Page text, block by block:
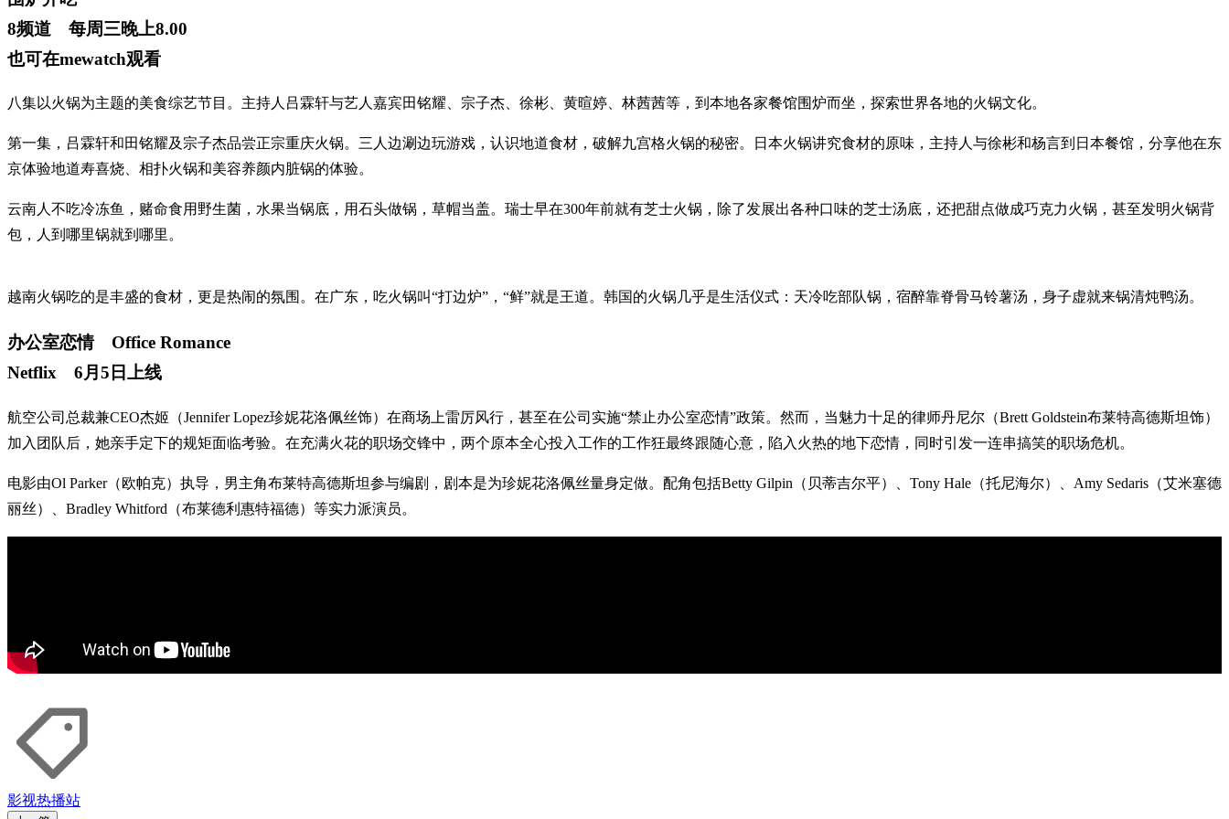
8频道 每周三晚上8.00
也可在mewatch观看
八集以火锅为主题的美食综艺节目。主持人吕霖轩与艺人嘉宾田铭耀、宗子杰、徐彬、黄暄婷、林茜茜等，到本地各家餐馆围炉而坐，探索世界各地的火锅文化。
第一集，吕霖轩和田铭耀及宗子杰品尝正宗重庆火锅。三人边涮边玩游戏，认识地道食材，破解九宫格火锅的秘密。日本火锅讲究食材的原味，主持人与徐彬和杨言到日本餐馆，分享他在东
京体验地道寿喜烧、相扑火锅和美容养颜内脏锅的体验。
云南人不吃冷冻鱼，赌命食用野生菌，水果当锅底，用石头做锅，草帽当盖。瑞士早在300年前就有芝士火锅，除了发展出各种口味的芝士汤底，还把甜点做成巧克力火锅，甚至发明火锅背
包，人到哪里锅就到哪里。
越南火锅吃的是丰盛的食材，更是热闹的氛围。在广东，吃火锅叫“打边炉”，“鲜”就是王道。韩国的火锅几乎是生活仪式：天冷吃部队锅，宿醉靠脊骨马铃薯汤，身子虚就来锅清炖鸭汤。
办公室恋情 Office Romance
Netflix 6月5日上线
航空公司总裁兼CEO杰姬（Jennifer Lopez珍妮花洛佩丝饰）在商场上雷厉风行，甚至在公司实施“禁止办公室恋情”政策。然而，当魅力十足的律师丹尼尔（Brett Goldstein布莱特高德斯坦饰）
加入团队后，她亲手定下的规矩面临考验。在充满火花的职场交锋中，两个原本全心投入工作的工作狂最终跟随心意，陷入火热的地下恋情，同时引发一连串搞笑的职场危机。
电影由Ol Parker（欧帕克）执导，男主角布莱特高德斯坦参与编剧，剧本是为珍妮花洛佩丝量身定做。配角包括Betty Gilpin（贝蒂吉尔平）、Tony Hale（托尼海尔）、Amy Sedaris（艾米塞德
丽丝）、Bradley Whitford（布莱德利惠特福德）等实力派演员。
影视热播站